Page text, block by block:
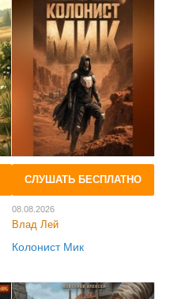
СЛУШАТЬ БЕСПЛАТНО
08.08.2026
Влад Лей
Колонист Мик